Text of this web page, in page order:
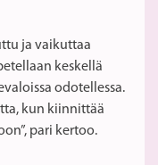
ja vaikuttaa
keskellä
odotellessa.
kun kiinnittää
pari kertoo.